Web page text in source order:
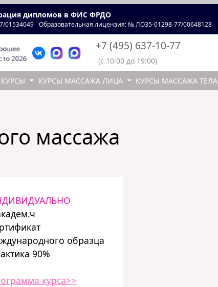
дипломов в ФИС ФРДО
01534049 Образовательная лицензия: № ЛО35-01298-77/00648128
+7 (495) 637-10-77
(с 10:00 до 19:00)
КУРСЫ МАССАЖА ЛИЦА КУРСЫ МАССАЖА ТЕЛА
массажа
образца
90%
курса>>